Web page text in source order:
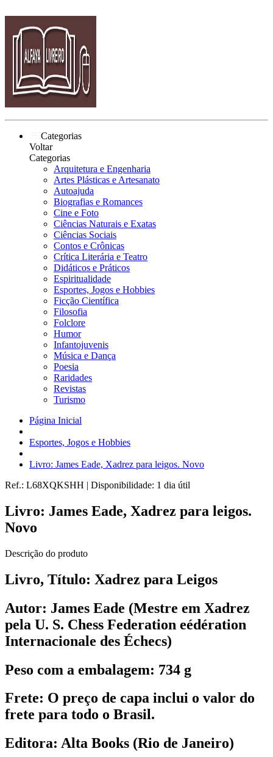
Categorias
Voltar
Categorias
Arquitetura e Engenharia
Artes Plásticas e Artesanato
Autoajuda
Biografias e Romances
Cine e Foto
Ciências Naturais e Exatas
Ciências Sociais
Contos e Crônicas
Crítica Literária e Teatro
Didáticos e Práticos
Espiritualidade
Esportes, Jogos e Hobbies
Ficção Científica
Filosofia
Folclore
Humor
Infantojuvenis
Música e Dança
Poesia
Raridades
Revistas
Turismo
Página Inicial
Esportes, Jogos e Hobbies
Livro: James Eade, Xadrez para leigos. Novo
Ref.: L68XQKSHH | Disponibilidade: 1 dia útil
Livro: James Eade, Xadrez para leigos.
Novo
Descrição do produto
Livro, Título: Xadrez para Leigos
Autor: James Eade (Mestre em Xadrez
pela U. S. Chess Federation eédération
Internacionale des Échecs)
Peso com a embalagem: 734 g
Frete: O preço de capa inclui o valor do
frete para todo o Brasil.
Editora: Alta Books (Rio de Janeiro)